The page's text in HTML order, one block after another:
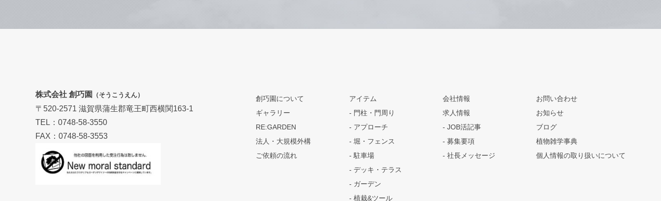
株式会社 創巧園 （そうこうえん）
〒520-2571 滋賀県蒲生郡竜王町西横関163-1
TEL：0748-58-3550
FAX：0748-58-3553
創巧園について
ギャラリー
RE:GARDEN
法人・大規模外構
ご依頼の流れ
アイテム
門柱・門周り
アプローチ
堀・フェンス
駐車場
デッキ・テラス
ガーデン
植栽&ツール
会社情報
求人情報
JOB活記事
募集要項
社長メッセージ
お問い合わせ
お知らせ
ブログ
植物雑学事典
個人情報の取り扱いについて